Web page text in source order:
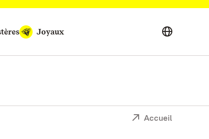
Joyaux
Accueil